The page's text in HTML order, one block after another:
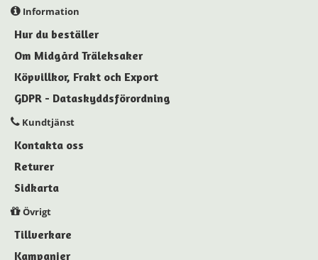
Information
Hur du beställer
Om Midgård Träleksaker
Köpvillkor, Frakt och Export
GDPR - Dataskyddsförordning
Kundtjänst
Kontakta oss
Returer
Sidkarta
Övrigt
Tillverkare
Kampanjer